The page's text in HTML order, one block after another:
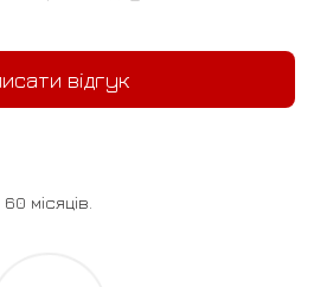
відгук
місяців.